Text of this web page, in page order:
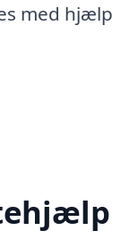
med hjælp